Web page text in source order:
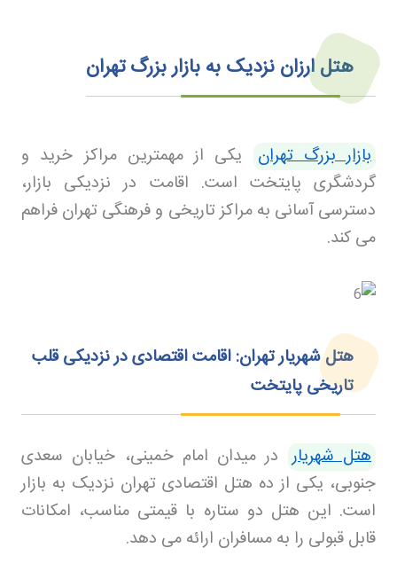
هتل‌ ارزان نزدیک به بازار بزرگ تهران
بازار بزرگ تهران
یکی از مهمترین مراکز خرید و
گردشگری پایتخت است. اقامت در نزدیکی بازار،
دسترسی آسانی به مراکز تاریخی و فرهنگی تهران فراهم
می کند.
هتل شهریار تهران: اقامت اقتصادی در نزدیکی قلب
تاریخی پایتخت
هتل شهریار در میدان امام خمینی، خیابان سعدی
جنوبی، یکی از ده هتل اقتصادی تهران نزدیک به بازار
است. این هتل دو ستاره با قیمتی مناسب، امکانات
قابل قبولی را به مسافران ارائه می دهد.